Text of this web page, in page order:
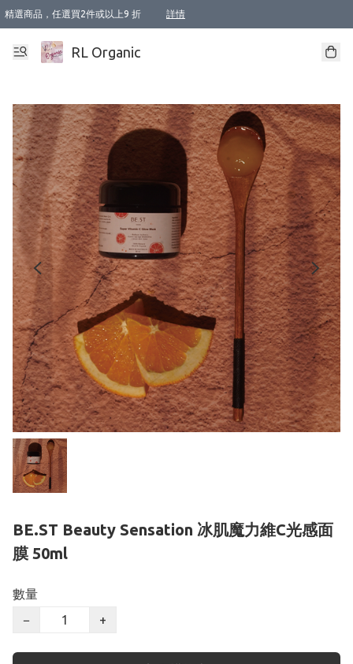
精選商品，任選買2件或以上9 折 詳情
XI周年優惠【新品自由選2件88折/3件85折】
XI周年優惠【Chakra 脈輪平衡自由選2件9折/3件85折/5件8折】
Florame 肌底自由選 2支9折 3支85折
XI周年優惠【蟲蟲退散 · 防衛結界﹞系列2件9折】
Sunki 任選2件95折
BIOFFICINA TOSCANA 任選2支9折 3支85折
Lamav 任選1件9折 2件85折
Mukti Organics 指定產品任選1件9折, 2件88折 3件85折
Intelligent Nutrients Skincare 任選2件9折
deodorant 任選2件88折
化妝品 任選2件95折
XI周年優惠【身心靈單品 任選2件9折/3件85折/5件8折】
XI周年優惠 【精油/香水 任選2件9折/3件85折/5件8折】
XI周年優惠【「關節到肌膚」全效養護 BODY OIL 組2件88折/3件85折】
XI周年優惠【夏日有機物理防曬套裝2件88折】
XI周年優惠【夏日潔面隨意選2件88折/3件85折】
XI周年優惠【逆齡奇蹟抗氧 11 自由選2件88折/3件85折/4件或以上8折】
新會員首次購物即享全單 95 折優惠！
成為VIP / VVIP 可享有生日月現金扣減獎賞優惠 !! 記得去賬户資料填上生日日期啦 !
選用順豐速運，滿$500 免運費
本地速遞 京東 送住宅/ 工商地址 $400 免運費
澳門訂單選用順豐速運，滿$800 免運費
RL Organic
BE.ST Beauty Sensation 冰肌魔力維C光感面
膜 50ml
數量
−
+